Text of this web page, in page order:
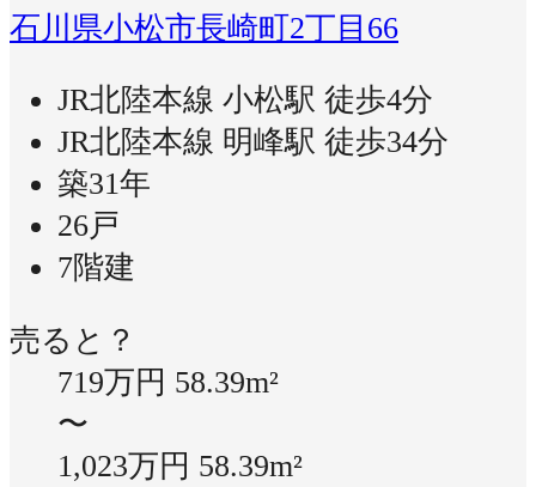
石川県小松市長崎町2丁目66
JR北陸本線 小松駅 徒歩4分
JR北陸本線 明峰駅 徒歩34分
築31年
26戸
7階建
売ると？
719万円 58.39m²
〜
1,023万円 58.39m²